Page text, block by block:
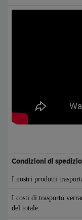
Condizioni di
I nostri prodotti
I costi di trasporto
del totale.